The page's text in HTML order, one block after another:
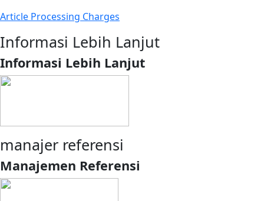
Article Processing Charges
Informasi Lebih Lanjut
Informasi Lebih Lanjut
manajer referensi
Manajemen Referensi